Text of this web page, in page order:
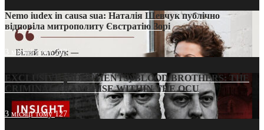
Nemo iudex in causa sua: Наталія Шевчук публічно
відповіла митрополиту Євстратію Зорі
3 місяці тому213
EXCLUSIVE (DOCUMENTS)/BLOOD BROTHERS: THE
CRIMINAL FRANCHISE WITHIN THE OCU
3 місяці тому127